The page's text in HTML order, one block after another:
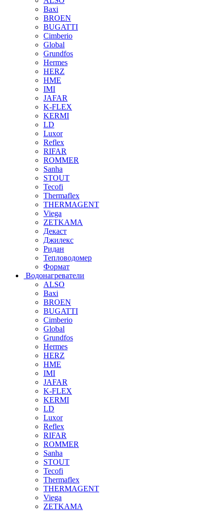
Baxi
BROEN
BUGATTI
Cimberio
Global
Grundfos
Hermes
HERZ
HME
IMI
JAFAR
K-FLEX
KERMI
LD
Luxor
Reflex
RIFAR
ROMMER
Sanha
STOUT
Tecofi
Thermaflex
THERMAGENT
Viega
ZETKAMA
Декаст
Джилекс
Ридан
Тепловодомер
Формат
Водонагреватели
ALSO
Baxi
BROEN
BUGATTI
Cimberio
Global
Grundfos
Hermes
HERZ
HME
IMI
JAFAR
K-FLEX
KERMI
LD
Luxor
Reflex
RIFAR
ROMMER
Sanha
STOUT
Tecofi
Thermaflex
THERMAGENT
Viega
ZETKAMA